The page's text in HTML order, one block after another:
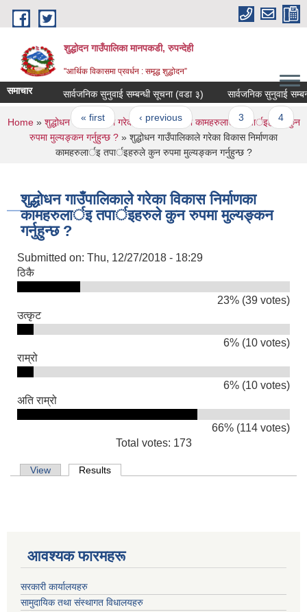
Skip to main content
शुद्धोदन गाउँपालिका मानपकडी, रुपन्देही
"आर्थिक विकासमा प्रवर्धन : समृद्ध शुद्धोदन”
समाचार सार्वजनिक सुनुवाई सम्बन्धी सूचना (वडा ३) सार्वजनिक सुनुवाई सम्बन्धी
Pages
« first ‹ previous … 3 4 5
You are here
Home» शुद्धोधन गाउँपालिकाले गरेका विकास निर्माणका कामहरुलार्इ तपार्इहरुले कुन
रुपमा मुल्यङ्कन गर्नुहुन्छ ? » शुद्धोधन गाउँपालिकाले गरेका विकास निर्माणका
कामहरुलार्इ तपार्इहरुले कुन रुपमा मुल्यङ्कन गर्नुहुन्छ ?
शुद्धोधन गाउँपालिकाले गरेका विकास निर्माणका
कामहरुलार्इ तपार्इहरुले कुन रुपमा मुल्यङ्कन
गर्नुहुन्छ ?
Submitted on: Thu, 12/27/2018 - 18:29
ठिकै
23% (39 votes)
उत्कृट
6% (10 votes)
राम्रो
6% (10 votes)
अति राम्रो
66% (114 votes)
Total votes: 173
Primary tabs
View Results
आवश्यक फारमहरू
सरकारी कार्यालयहरु
सामुदायिक तथा संस्थागत विधालयहरु